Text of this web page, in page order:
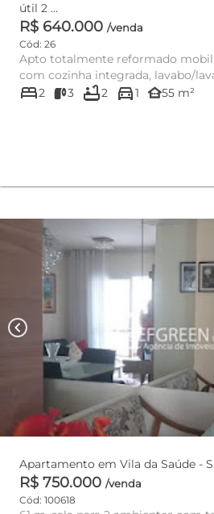
útil 2 ...
R$ 640.000 /venda
Cód: 26
Apto totalmente reformado
com cozinha integrada, lavabo/
armários (p...
bed2 3 bathtub2 directions_car1 other_houses55 m²
chevron_left
R$ 750.000 /venda
Cód: 100618